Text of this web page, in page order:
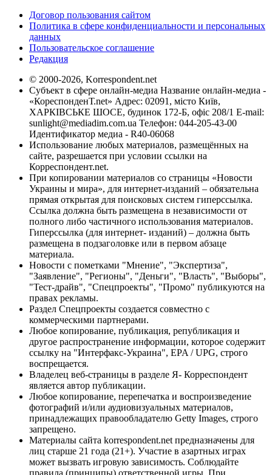
Договор пользования сайтом
Политика в сфере конфиденциальности и персональных
данных
Пользовательское соглашение
Редакция
© 2000-2026, Korrespondent.net
Субъект в сфере онлайн-медиа Название онлайн-медиа -
«КореспонденТ.net» Адрес: 02091, місто Київ,
ХАРКІВСЬКЕ ШОСЕ, будинок 172-Б, офіс 208/1 E-mail:
sunlight@mediadim.com.ua Телефон: 044-205-43-00
Идентификатор медиа - R40-06068
Использование любых материалов, размещённых на
сайте, разрешается при условии ссылки на
Корреспондент.net.
При копировании материалов со страницы «Новости
Украины и мира», для интернет-изданий – обязательна
прямая открытая для поисковых систем гиперссылка.
Ссылка должна быть размещена в независимости от
полного либо частичного использования материалов.
Гиперссылка (для интернет- изданий) – должна быть
размещена в подзаголовке или в первом абзаце
материала.
Новости с пометками "Мнение", "Экспертиза",
"Заявление", "Регионы", "Деньги", "Власть", "Выборы",
"Тест-драйв", "Спецпроекты", "Промо" публикуются на
правах рекламы.
Раздел Спецпроекты создается совместно с
коммерческими партнерами.
Любое копирование, публикация, републикация и
другое распространение информации, которое содержит
ссылку на "Интерфакс-Украина", EPA / UPG, строго
воспрещается.
Владелец веб-страницы в разделе Я- Корреспондент
является автор публикации.
Любое копирование, перепечатка и воспроизведение
фотографий и/или аудиовизуальных материалов,
принадлежащих правообладателю Getty Images, строго
запрещено.
Материалы сайта korrespondent.net предназначены для
лиц старше 21 года (21+). Участие в азартных играх
может вызвать игровую зависимость. Соблюдайте
правила (принципы) ответственной игры. При